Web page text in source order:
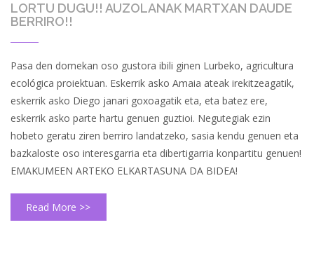
LORTU DUGU!! AUZOLANAK MARTXAN DAUDE
BERRIRO!!
Pasa den domekan oso gustora ibili ginen Lurbeko, agricultura
ecológica proiektuan. Eskerrik asko Amaia ateak irekitzeagatik,
eskerrik asko Diego janari goxoagatik eta, eta batez ere,
eskerrik asko parte hartu genuen guztioi. Negutegiak ezin
hobeto geratu ziren berriro landatzeko, sasia kendu genuen eta
bazkaloste oso interesgarria eta dibertigarria konpartitu genuen!
EMAKUMEEN ARTEKO ELKARTASUNA DA BIDEA!
Read More >>